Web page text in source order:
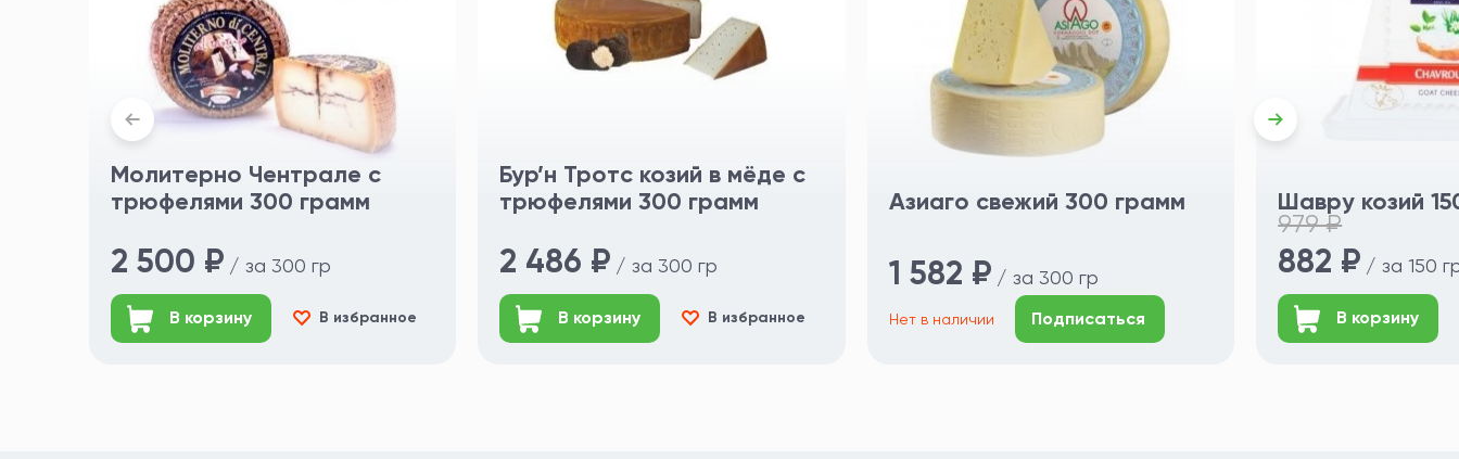
Молитерно Чентрале с
трюфелями 300 грамм
2 500 ₽ / за 300 гр
В корзину В избранное
Бур’н Тротс козий в мёде с
трюфелями 300 грамм
2 486 ₽ / за 300 гр
В корзину В избранное
Азиаго свежий 300 грамм
1 582 ₽ / за 300 гр
Нет в наличии Подписаться
Шавру козий
979 ₽
882 ₽ / за 150
В корзину